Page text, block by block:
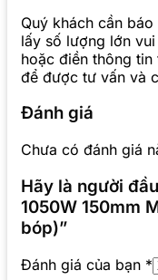
Quý khách cần
lấy số lượng lớn
hoặc điền thông tin
để được tư vấn và
Đánh giá
Chưa có đánh giá
Hãy là người
1050W 150mm
bóp)”
Đánh giá của bạn *